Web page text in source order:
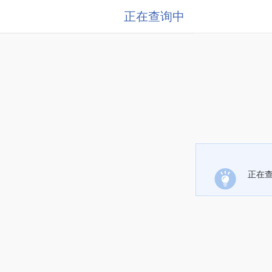
正在查询中
正在